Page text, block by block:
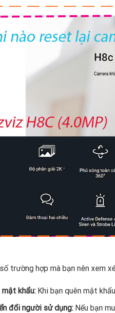
trường hợp mà bạn nên xem
mật khẩu:Khi bạn quên mật
đổi người sử dụng:Nếu bạn